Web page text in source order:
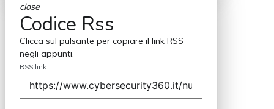
close
Codice Rss
Clicca sul pulsante per copiare il link RSS
negli appunti.
RSS link